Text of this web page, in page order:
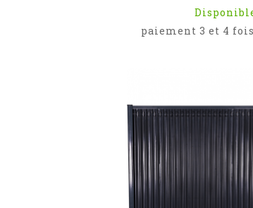
paiement 3 et 4